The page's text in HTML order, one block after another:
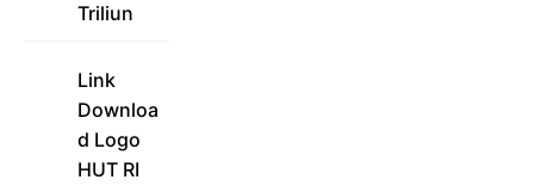
Triliun
Link
Downloa
d Logo
HUT RI